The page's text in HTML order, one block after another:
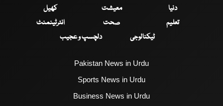
دنیا
معیشت
کھیل
تعلیم
صحت
انٹرٹینمنٹ
ٹیکنالوجی
دلچسپ و عجیب
Pakistan News in Urdu
Sports News in Urdu
Business News in Urdu